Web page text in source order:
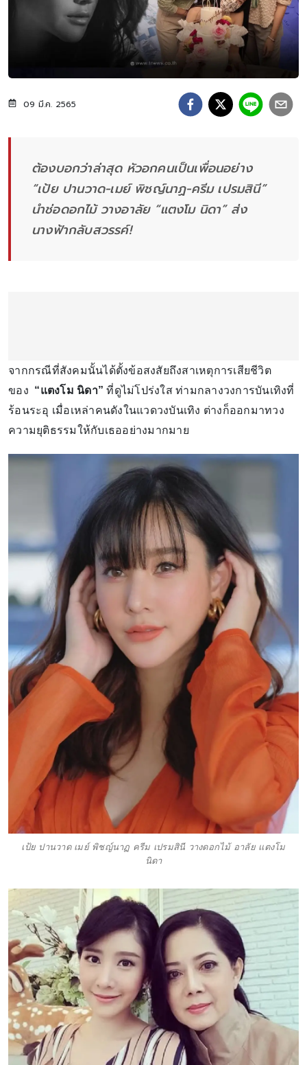
09 มี.ค. 2565
ต้องบอกว่าล่าสุด หัวอกคนเป็นเพื่อนอย่าง
“เป้ย ปานวาด-เมย์ พิชญ์นาฏ-ครีม เปรมสินี”
นำช่อดอกไม้ วางอาลัย “แตงโม นิดา” ส่ง
นางฟ้ากลับสวรรค์!
จากกรณีที่สังคมนั้นได้ตั้งข้อสงสัยถึงสาเหตุการเสียชีวิต
ของ “แตงโม นิดา”ที่ดูไม่โปร่งใส ท่ามกลางวงการบันเทิงที่
ร้อนระอุ เมื่อเหล่าคนดังในแวดวงบันเทิง ต่างก็ออกมาทวง
ความยุติธรรมให้กับเธออย่างมากมาย
เป้ย ปานวาด เมย์ พิชญ์นาฏ ครีม เปรมสินี วางดอกไม้ อาลัย เเตงโม
นิดา